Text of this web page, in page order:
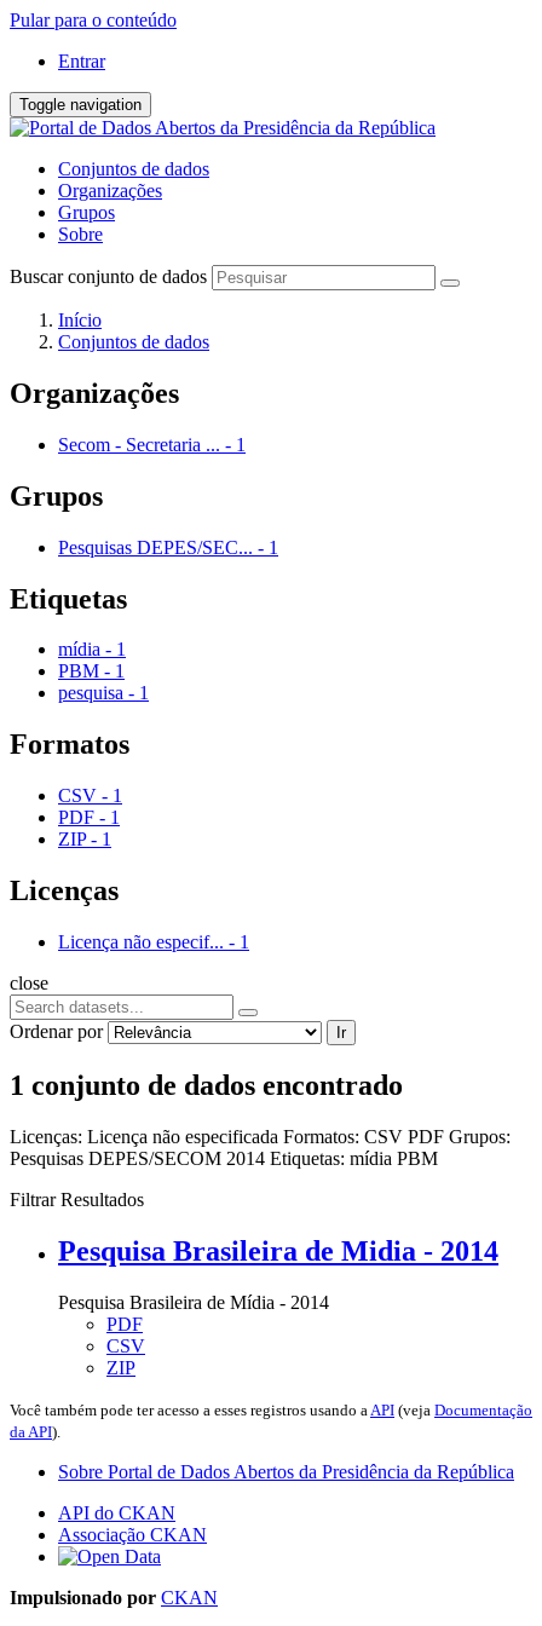
Pular para o conteúdo
Entrar
Toggle navigation
Conjuntos de dados
Organizações
Grupos
Sobre
Buscar conjunto de dados
Início
Conjuntos de dados
Organizações
Secom - Secretaria ... - 1
Grupos
Pesquisas DEPES/SEC... - 1
Etiquetas
mídia - 1
PBM - 1
pesquisa - 1
Formatos
CSV - 1
PDF - 1
ZIP - 1
Licenças
Licença não especif... - 1
close
Ordenar por Ir
1 conjunto de dados encontrado
Licenças: Licença não especificada Formatos: CSV PDF Grupos:
Pesquisas DEPES/SECOM 2014 Etiquetas: mídia PBM
Filtrar Resultados
Pesquisa Brasileira de Midia - 2014
Pesquisa Brasileira de Mídia - 2014
PDF
CSV
ZIP
Você também pode ter acesso a esses registros usando a API (veja Documentação
da API).
Sobre Portal de Dados Abertos da Presidência da República
API do CKAN
Associação CKAN
Impulsionado por CKAN